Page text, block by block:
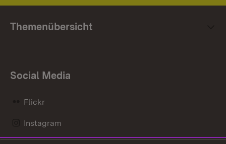
Themenübersicht
Social Media
Flickr
Instagram